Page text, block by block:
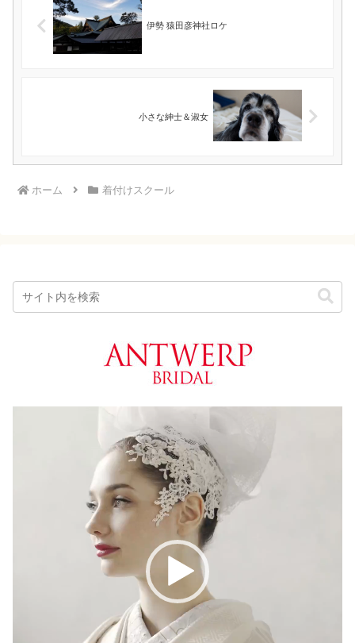
伊勢 猿田彦神社ロケ
小さな紳士＆淑女
ホーム 着付けスクール